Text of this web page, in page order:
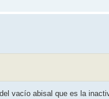
vacío abisal que es la